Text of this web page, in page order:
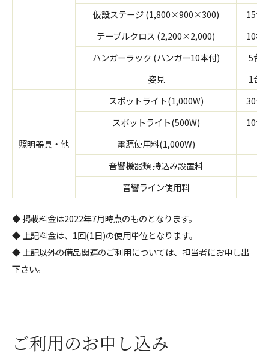
仮設ステージ (1,800×900×300)
15台
テーブルクロス (2,200×2,000)
10枚
ハンガーラック (ハンガー10本付)
5台
姿見
1台
照明器具・他
スポットライト(1,000W)
30台
スポットライト(500W)
10台
電源使用料(1,000W)
音響機器類 持込み設置料
音響ライン使用料
◆ 掲載料金は2022年7月時点のものとなります。
◆ 上記料金は、1回(1日)の使用単位となります。
◆ 上記以外の備品関連のご利用については、担当者にお申し出
下さい。
ご利用のお申し込み